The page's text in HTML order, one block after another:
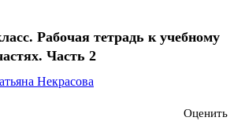
Рабочая тетрадь к учебному
Часть 2
Некрасова
Оценить